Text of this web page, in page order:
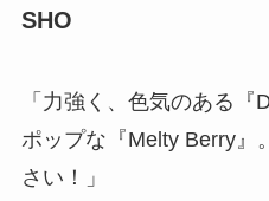
SHO
「力強く、色気のある
ポップな『Melty Berry』
さい！」